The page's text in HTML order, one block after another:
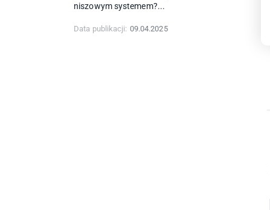
niszowym systemem?...
Data publikacji: 09.04.2025